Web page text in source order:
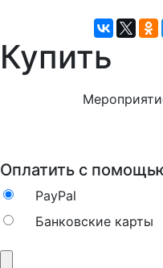
Купить
Оплатить с
PayPal
Банковские карты